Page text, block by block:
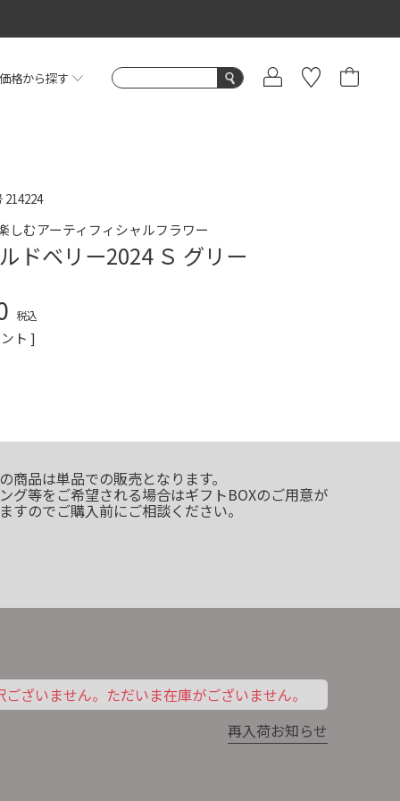
価格から探す
214224
しむアーティフィシャルフラワー
ドベリー2024 Ｓ グリー
税込
ト ]
商品は単品での販売となります。
グ等をご希望される場合はギフトBOXのご用意が
すのでご購入前にご相談ください。
ございません。ただいま在庫がございません。
再入荷お知らせ